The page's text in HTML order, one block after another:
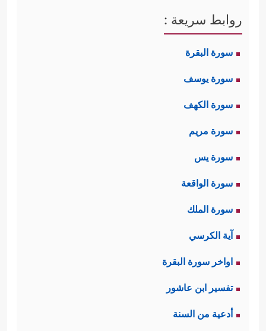
روابط سريعة :
سورة البقرة
سورة يوسف
سورة الكهف
سورة مريم
سورة يس
سورة الواقعة
سورة الملك
آية الكرسي
اواخر سورة البقرة
تفسير ابن عاشور
أدعية من السنة